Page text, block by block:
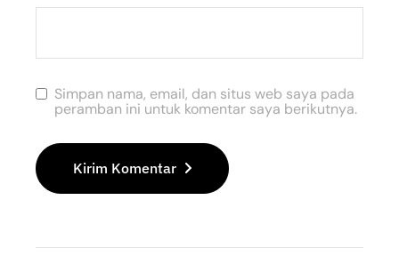
Simpan nama, email, dan situs web saya pada
peramban ini untuk komentar saya berikutnya.
Kirim Komentar